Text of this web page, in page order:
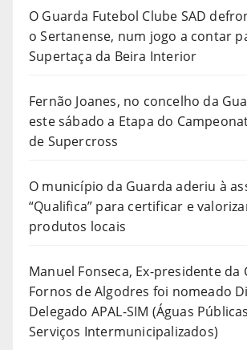
O Guarda Futebol Clube SAD
o Sertanense, num jogo a contar
Supertaça da Beira Interior
Fernão Joanes, no concelho da
este sábado a Etapa do
de Supercross
O município da Guarda aderiu à
“Qualifica” para certificar e
produtos locais
Manuel Fonseca, Ex-presidente da
Fornos de Algodres foi nomeado
Delegado APAL-SIM (Águas
Serviços Intermunicipalizados)